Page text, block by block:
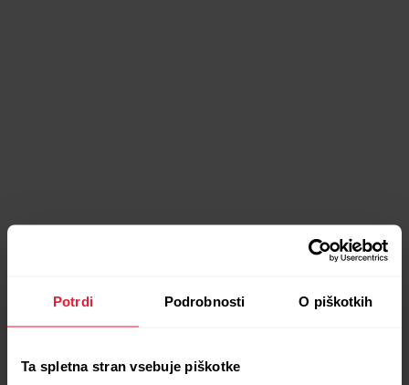
Potrdi Podrobnosti O piškotkih
Ta spletna stran vsebuje piškotke